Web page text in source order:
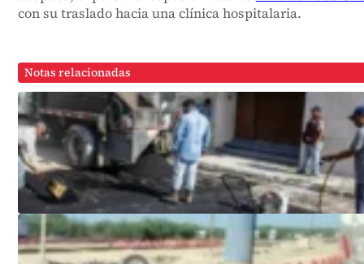
con su traslado hacia una clínica hospitalaria.
Notas relacionadas